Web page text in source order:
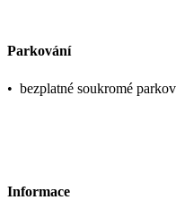
Parkování
• bezplatné soukromé
Informace